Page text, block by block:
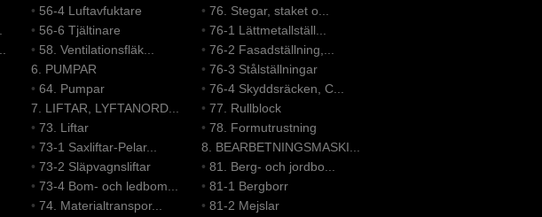
• 56-4 Luftavfuktare
• 56-6 Tjältinare
• 58. Ventilationsfläk...
6. PUMPAR
• 64. Pumpar
7. LIFTAR, LYFTANORD...
• 73. Liftar
• 73-1 Saxliftar-Pelar...
• 73-2 Släpvagnsliftar
• 73-4 Bom- och ledbom...
• 74. Materialtranspor...
• 76. Stegar, staket o...
• 76-1 Lättmetallställ...
• 76-2 Fasadställning,...
• 76-3 Stålställningar
• 76-4 Skyddsräcken, C...
• 77. Rullblock
• 78. Formutrustning
8. BEARBETNINGSMASKI...
• 81. Berg- och jordbo...
• 81-1 Bergborr
• 81-2 Mejslar